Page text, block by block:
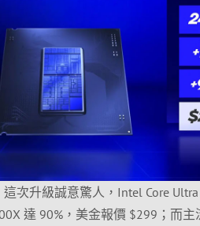
次升級誠意驚人，Intel Core
達 90%，美金報價 $299；而